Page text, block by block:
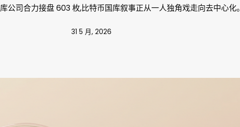
公司合力接盘 603 枚,比特币国库叙事正从一人独角戏走向去中心化。
31 5 月, 2026